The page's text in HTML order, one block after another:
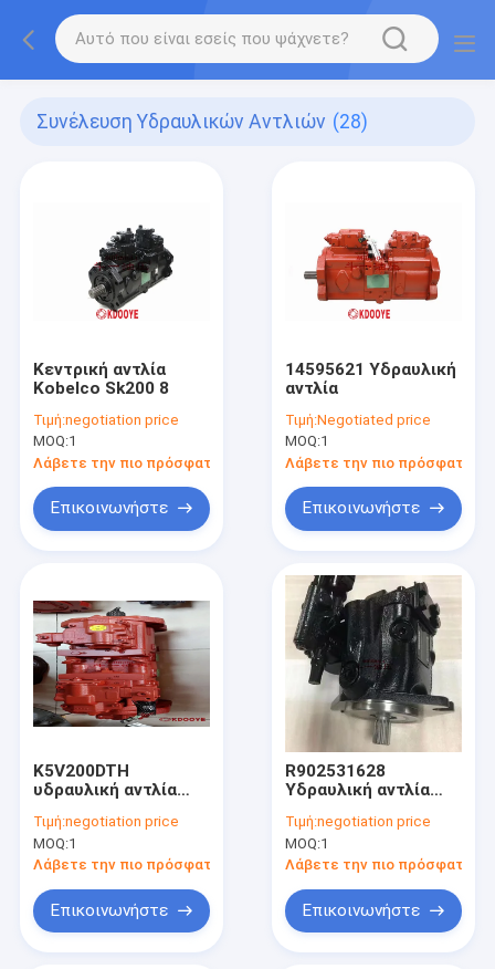
Συνέλευση Υδραυλικών Αντλιών (28)
Κεντρική αντλία
Kobelco Sk200 8
Τιμή:negotiation price
MOQ:1
Λάβετε την πιο πρόσφατη τιμή
Επικοινωνήστε
14595621 Υδραυλική
αντλία
Τιμή:Negotiated price
MOQ:1
Λάβετε την πιο πρόσφατη
Επικοινωνήστε
K5V200DTH
υδραυλική αντλία
Τιμή:negotiation price
MOQ:1
Λάβετε την πιο πρόσφατη τιμή
Επικοινωνήστε
R902531628
Υδραυλική αντλία
Τιμή:negotiation price
MOQ:1
Λάβετε την πιο πρόσφατη
Επικοινωνήστε